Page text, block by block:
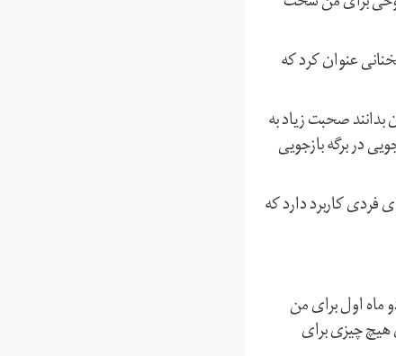
عنوان کرد که
صحبت زیاد به
در برگه بازجویی
کاربرد دارد که
ماه اول برای من
چیزی برای